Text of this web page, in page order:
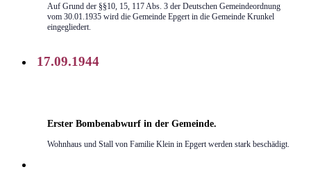
Auf Grund der §§10, 15, 117 Abs. 3 der Deutschen Gemeindeordnung
vom 30.01.1935 wird die Gemeinde Epgert in die Gemeinde Krunkel
eingegliedert.
17.09.1944
Erster Bombenabwurf in der Gemeinde.
Wohnhaus und Stall von Familie Klein in Epgert werden stark beschädigt.